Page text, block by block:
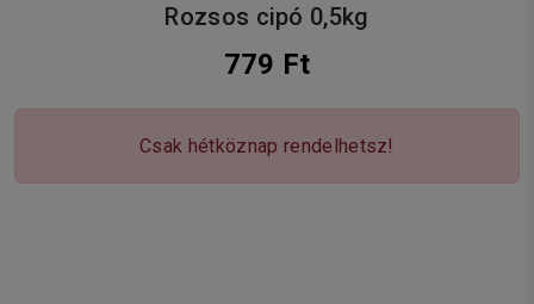
Rozsos cipó 0,5kg
779 Ft
Csak hétköznap rendelhetsz!